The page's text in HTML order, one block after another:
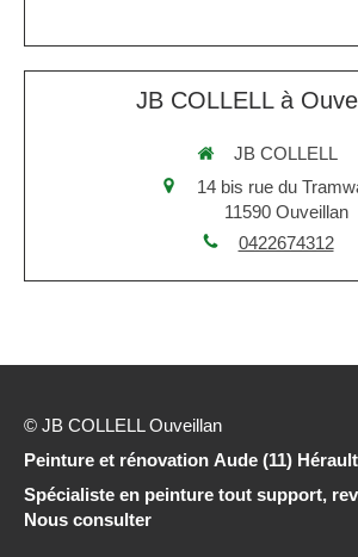
JB COLLELL à
JB COLLELL
14 bis rue du
11590 Ouveillan
0422674312
© JB COLLELL Ouveillan
Peinture et rénovation Aude (11)
Spécialiste en peinture tout support,
Nous consulter